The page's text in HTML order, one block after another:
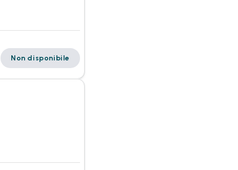
Non disponibile